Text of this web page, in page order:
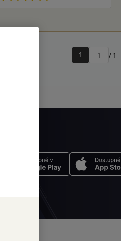
1
Přejít
/ 1